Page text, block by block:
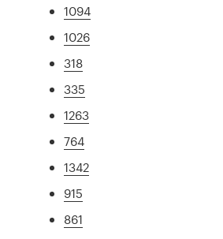
1094
1026
318
335
1263
764
1342
915
861